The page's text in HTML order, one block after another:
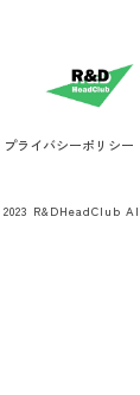
プライバシーポリシー
R&DHeadClub